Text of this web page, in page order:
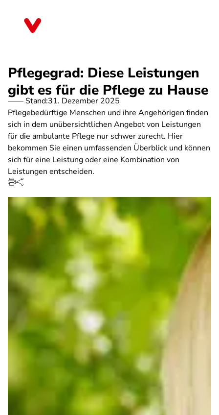
Pflegegrad: Diese Leistungen
gibt es für die Pflege zu Hause
Stand:31. Dezember 2025
Pflegebedürftige Menschen und ihre Angehörigen finden
sich in dem unübersichtlichen Angebot von Leistungen
für die ambulante Pflege nur schwer zurecht. Hier
bekommen Sie einen umfassenden Überblick und können
sich für eine Leistung oder eine Kombination von
Leistungen entscheiden.